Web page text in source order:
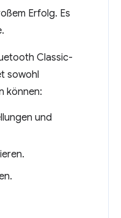
Erfolg. Es
Classic-
sowohl
können:
und